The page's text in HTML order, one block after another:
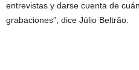
entrevistas y darse cuenta de
grabaciones”, dice Júlio Beltrão.